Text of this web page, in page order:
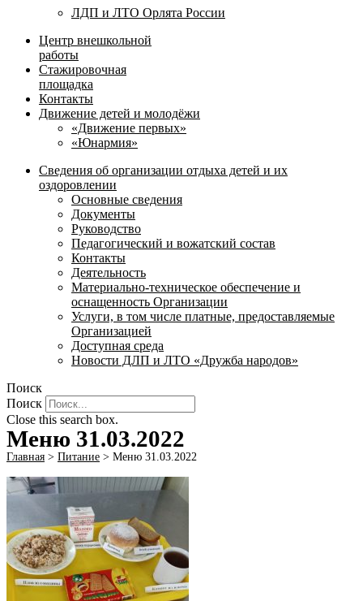
ЛДП и ЛТО Орлята России
Центр внешкольной
работы
Стажировочная
площадка
Контакты
Движение детей и молодёжи
«Движение первых»
«Юнармия»
Сведения об организации отдыха детей и их
оздоровлении
Основные сведения
Документы
Руководство
Педагогический и вожатский состав
Контакты
Деятельность
Материально-техническое обеспечение и
оснащенность Организации
Услуги, в том числе платные, предоставляемые
Организацией
Доступная среда
Новости ДЛП и ЛТО «Дружба народов»
Поиск
Поиск
Close this search box.
Меню 31.03.2022
Главная > Питание > Меню 31.03.2022